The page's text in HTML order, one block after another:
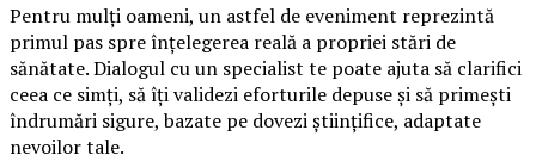
Pentru mulți oameni, un astfel de eveniment reprezintă
primul pas spre înțelegerea reală a propriei stări de
sănătate. Dialogul cu un specialist te poate ajuta să clarifici
ceea ce simți, să îți validezi eforturile depuse și să primești
îndrumări sigure, bazate pe dovezi științifice, adaptate
nevoilor tale.